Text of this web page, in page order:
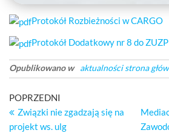
Protokół Rozbieżności w CARGO
Protokół Dodatkowy nr 8 do
Opublikowano w aktualności strona
Nawigacja
wpisu
Poprzedni
wpis
POPRZEDNI
Związki nie zgadzają się na
projekt ws. ulg